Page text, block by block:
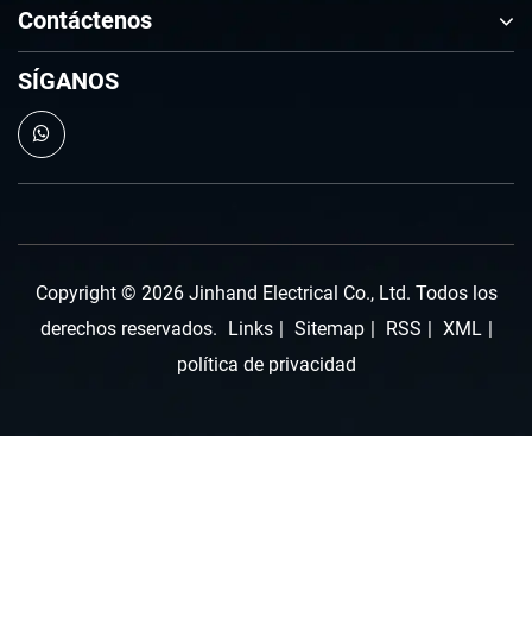
Contáctenos
SÍGANOS
Copyright © 2026 Jinhand Electrical Co., Ltd. Todos los
derechos reservados. Links | Sitemap | RSS | XML |
política de privacidad